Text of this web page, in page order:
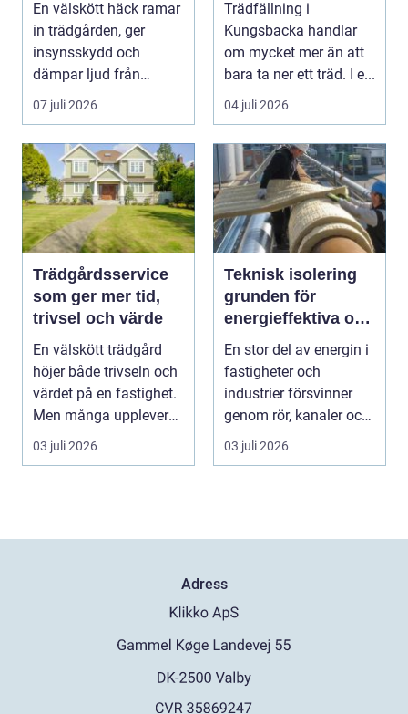
runt
En välskött häck ramar
in trädgården, ger
insynsskydd och
dämpar ljud från
vägen. Samtidigt kan
häck...
07 juli 2026
om hela tomten
Trädfällning i
Kungsbacka handlar
om mycket mer än att
bara ta ner ett träd. I e...
04 juli 2026
Trädgårdsservice
som ger mer tid,
trivsel och värde
En välskött trädgård
höjer både trivseln och
värdet på en fastighet.
Men många upplever
att tiden, o...
03 juli 2026
Teknisk isolering
grunden för
energieffektiva och
säkra byggnader
En stor del av energin i
fastigheter och
industrier försvinner
genom rör, kanaler och
tekniska insta...
03 juli 2026
Adress